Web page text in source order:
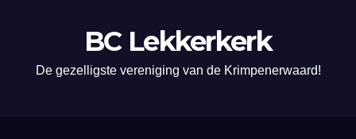
BC Lekkerkerk
De gezelligste vereniging van de Krimpenerwaard!